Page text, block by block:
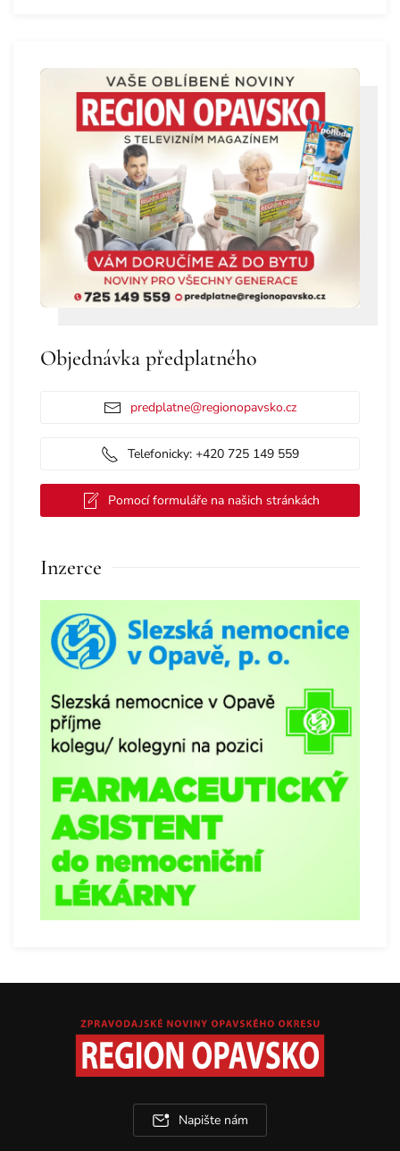
Objednávka předplatného
predplatne@regionopavsko.cz
Telefonicky: +420 725 149 559
Pomocí formuláře na našich stránkách
Inzerce
Napište nám